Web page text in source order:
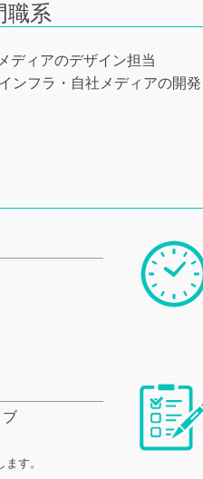
職系
ディアのデザイン担当
ンフラ・自社メディアの開
ブ
す。